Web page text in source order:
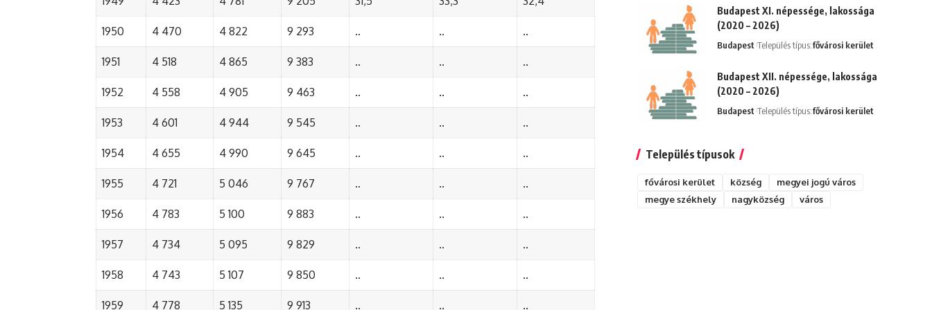
1950 4 470 4 822 9 293 .. .. ..
1951 4 518 4 865 9 383 .. .. ..
1952 4 558 4 905 9 463 .. .. ..
1953 4 601 4 944 9 545 .. .. ..
1954 4 655 4 990 9 645 .. .. ..
1955 4 721 5 046 9 767 .. .. ..
1956 4 783 5 100 9 883 .. .. ..
1957 4 734 5 095 9 829 .. .. ..
1958 4 743 5 107 9 850 .. .. ..
1959 4 778 5 135 9 913 .. .. ..
Budapest XI. népessége, lakossága
(2020 – 2026)
Budapest Település típus:fővárosi kerület
Budapest XII. népessége, lakossága
(2020 – 2026)
Budapest Település típus:fővárosi kerület
Település típusok
fővárosi kerület község
megyei jogú város
megye székhely
nagyközség város